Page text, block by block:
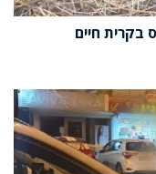
בקרית חיים